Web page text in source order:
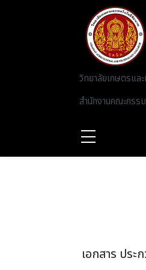
วิทยาลัยเกษตรและ
สำนักงานคณะกรร
เอกสาร ปร